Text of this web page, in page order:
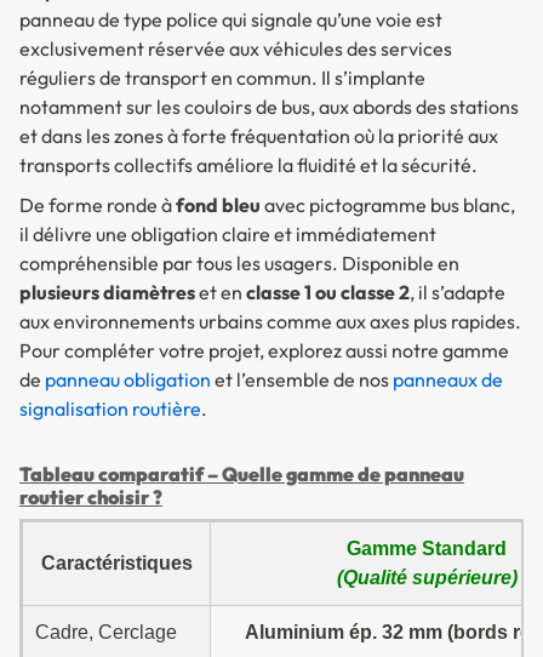
panneau de type police qui signale qu’une voie est
exclusivement réservée aux véhicules des services
réguliers de transport en commun. Il s’implante
notamment sur les couloirs de bus, aux abords des stations
et dans les zones à forte fréquentation où la priorité aux
transports collectifs améliore la fluidité et la sécurité.
De forme ronde àfond bleu avec pictogramme bus blanc,
il délivre une obligation claire et immédiatement
compréhensible par tous les usagers. Disponible en
plusieurs diamètreset en classe 1 ou classe 2, il s’adapte
aux environnements urbains comme aux axes plus rapides.
Pour compléter votre projet, explorez aussi notre gamme
de panneau obligation et l’ensemble de nos panneaux de
signalisation routière.
Tableau comparatif – Quelle gamme de panneau
routier choisir ?
Caractéristiques
Gamme Standard
(Qualité supérieure)
Cadre, Cerclage Aluminium ép. 32 mm (bords